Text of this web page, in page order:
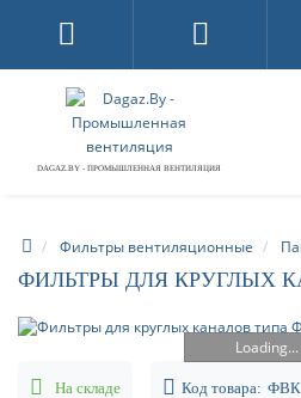
DAGAZ.BY - ПРОМЫШЛЕННАЯ ВЕНТИЛЯЦИЯ
Фильтры вентиляционные
ФИЛЬТРЫ ДЛЯ КРУГЛЫХ
Loading...
На складе Код товара: ФВК